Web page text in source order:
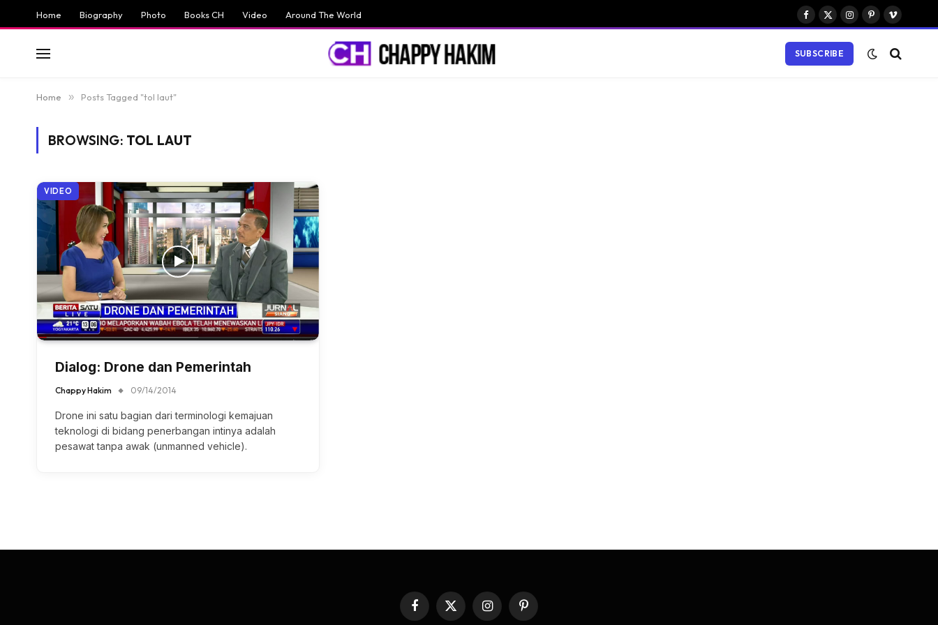
Home Biography Photo Books CH Video Around The World
Facebook
X
Instagram
PinterestVimeo
SUBSCRIBE
Home » Posts Tagged "tol laut"
BROWSING: TOL LAUT
VIDEO
Dialog: Drone dan Pemerintah
Chappy Hakim 09/14/2014
Drone ini satu bagian dari terminologi kemajuan
teknologi di bidang penerbangan intinya adalah
pesawat tanpa awak (unmanned vehicle).
Facebook
X
InstagramPinterest